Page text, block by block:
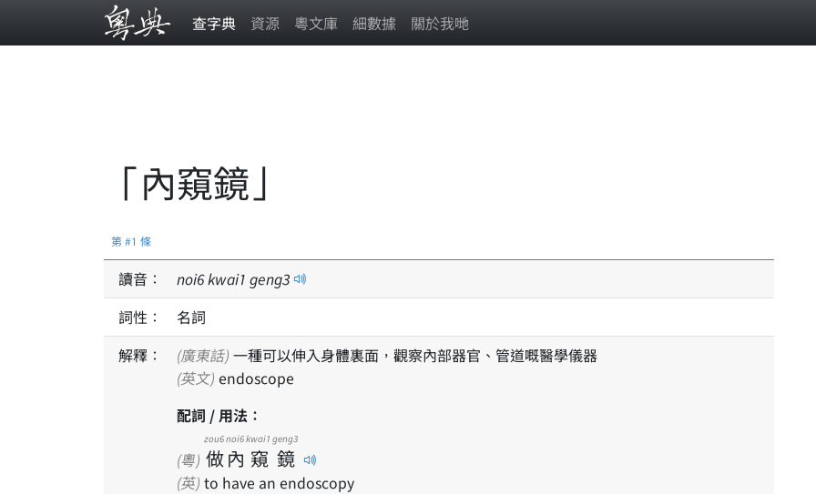
查字典 資源 粵文庫 細數據 關於我哋
「內窺鏡」
第 #1 條
讀音： noi6kwai1 geng3
詞性：
名詞
解釋：
(廣東話) 一種可以伸入身體裏面，觀察內部器官、管道嘅醫學儀器
(英文) endoscope
配詞 / 用法：
(粵) 做
zou6
內
noi6
窺
kwai1
鏡
geng3
(英) to have an endoscopy